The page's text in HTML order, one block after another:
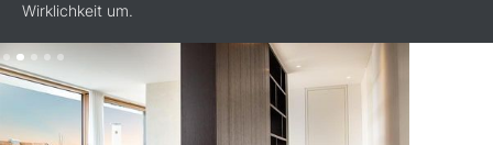
Wirklichkeit um.